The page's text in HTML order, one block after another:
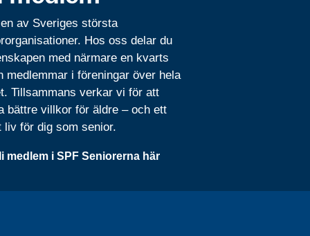
av Sveriges största
Hos oss delar du
med närmare en kvarts
medlemmar i föreningar över hela
Tillsammans verkar vi för att
bättre villkor för äldre – och ett
liv för dig som senior.
medlem i SPF Seniorerna här